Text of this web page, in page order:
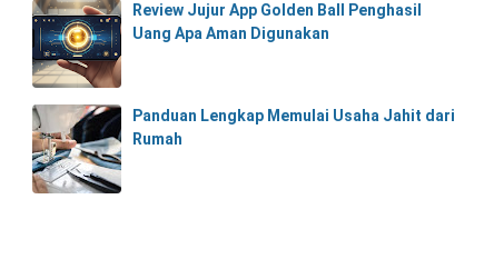
Review Jujur App Golden Ball Penghasil
Uang Apa Aman Digunakan
Panduan Lengkap Memulai Usaha Jahit dari
Rumah